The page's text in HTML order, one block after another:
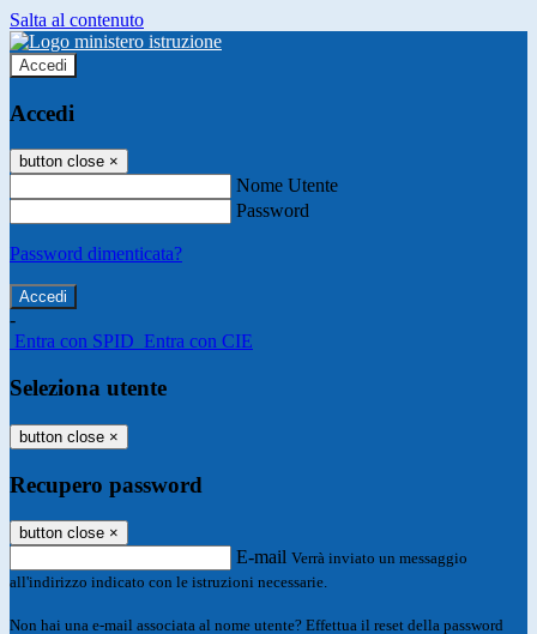
Salta al contenuto
Accedi
Accedi
button close ×
Nome Utente
Password
Password dimenticata?
-
Entra con SPID Entra con CIE
Seleziona utente
button close ×
Recupero password
button close ×
E-mail Verrà inviato un messaggio
all'indirizzo indicato con le istruzioni necessarie.
Non hai una e-mail associata al nome utente? Effettua il reset della password